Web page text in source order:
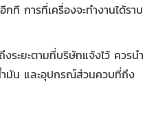
กที การที่เครื่องจะทำงานได้ราบ
ระยะตามที่บริษัทแจ้งไว้ ควรนำ
ำมัน และอุปกรณ์ส่วนควบที่ถึง